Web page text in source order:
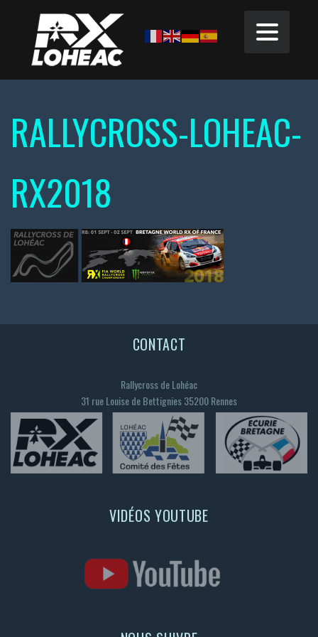
RALLYCROSS-LOHEAC-
RX2018
CONTACT
Rallycross de Lohéac
31 rue Louise de Bettignies 35200 Rennes
VIDÉOS YOUTUBE